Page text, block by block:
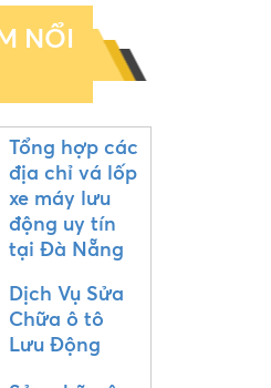
NỔI
Tổng hợp các
địa chỉ vá lốp
xe máy lưu
động uy tín
tại Đà Nẵng
Dịch Vụ Sửa
Chữa ô tô
Lưu Động